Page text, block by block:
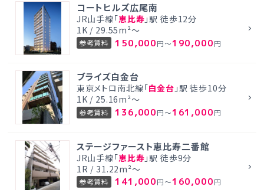
コートヒルズ広尾南
JR山手線「恵比寿 」駅 徒歩12分
1K / 29.55m²～
参考賃料 150,000円～190,000円
ブライズ白金台
東京メトロ南北線「白金台 」駅 徒歩10分
1K / 25.16m²～
参考賃料 136,000円～161,000円
ステージファースト恵比寿二番館
JR山手線「恵比寿 」駅 徒歩9分
1R / 31.22m²～
参考賃料 141,000円～160,000円